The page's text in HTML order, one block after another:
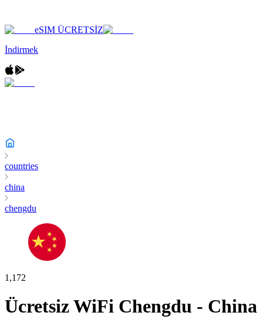
eSIM ÜCRETSİZ
İndirmek
countries
china
chengdu
1,172
Ücretsiz WiFi Chengdu - China